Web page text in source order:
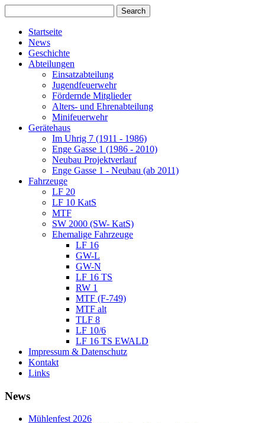
Startseite
News
Geschichte
Abteilungen
Einsatzabteilung
Jugendfeuerwehr
Fördernde Mitglieder
Alters- und Ehrenabteilung
Minifeuerwehr
Gerätehaus
Im Uhrig 7 (1911 - 1986)
Enge Gasse 1 (1986 - 2010)
Neubau Projektverlauf
Enge Gasse 1 - Neubau (ab 2011)
Fahrzeuge
LF 20
LF 10 KatS
MTF
SW 2000 (SW- KatS)
Ehemalige Fahrzeuge
LF 16
GW-L
GW-N
LF 16 TS
RW 1
MTF (F-749)
MTF alt
TLF 8
LF 10/6
LF 16 TS EWALD
Impressum & Datenschutz
Kontakt
Links
News
Mühlenfest 2026